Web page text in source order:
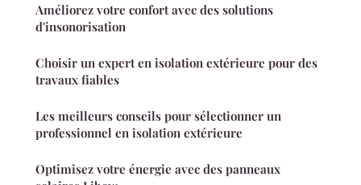
Améliorez votre confort avec des solutions
d'insonorisation
Choisir un expert en isolation extérieure pour des
travaux fiables
Les meilleurs conseils pour sélectionner un
professionnel en isolation extérieure
Optimisez votre énergie avec des panneaux